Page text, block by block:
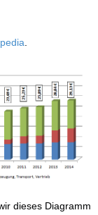
dieses Diagramm